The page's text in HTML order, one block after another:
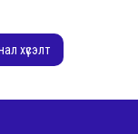
хүсэлт